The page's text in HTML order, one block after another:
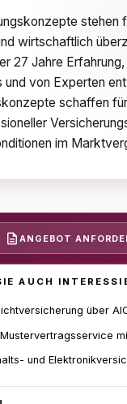
stehen
wirtschaftlich
27 Jahre
und von Experten
schaffen
im
ANGEBOT
AUCH
über
und